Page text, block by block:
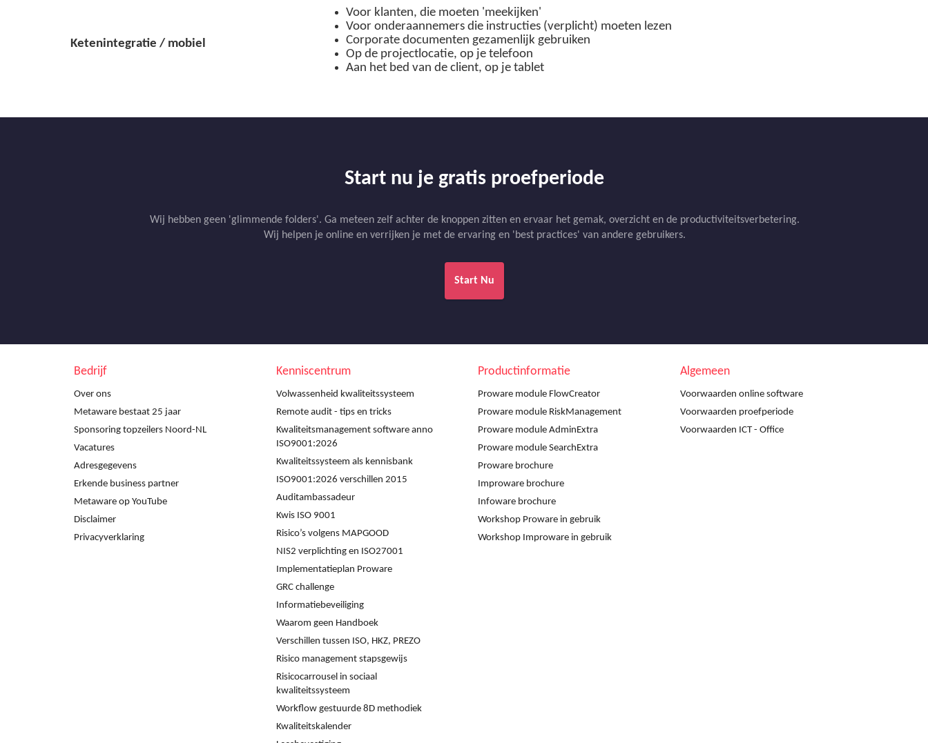
Ketenintegratie / mobiel
Voor klanten, die moeten 'meekijken'
Voor onderaannemers die instructies (verplicht) moeten lezen
Corporate documenten gezamenlijk gebruiken
Op de projectlocatie, op je telefoon
Aan het bed van de client, op je tablet
Start nu je gratis proefperiode
Wij hebben geen 'glimmende folders'. Ga meteen zelf achter de knoppen zitten en ervaar het gemak, overzicht en de productiviteitsverbetering.
Wij helpen je online en verrijken je met de ervaring en 'best practices' van andere gebruikers.
Start Nu
Bedrijf
Over ons
Metaware bestaat 25 jaar
Sponsoring topzeilers Noord-NL
Vacatures
Adresgegevens
Erkende business partner
Metaware op YouTube
Disclaimer
Privacyverklaring
Kenniscentrum
Volwassenheid kwaliteitssysteem
Remote audit - tips en tricks
Kwaliteitsmanagement software anno
ISO9001:2026
Kwaliteitssysteem als kennisbank
ISO9001:2026 verschillen 2015
Auditambassadeur
Kwis ISO 9001
Risico’s volgens MAPGOOD
NIS2 verplichting en ISO27001
Implementatieplan Proware
GRC challenge
Informatiebeveiliging
Waarom geen Handboek
Verschillen tussen ISO, HKZ, PREZO
Risico management stapsgewijs
Risicocarrousel in sociaal
kwaliteitssysteem
Workflow gestuurde 8D methodiek
Kwaliteitskalender
Productinformatie
Proware module FlowCreator
Proware module RiskManagement
Proware module AdminExtra
Proware module SearchExtra
Proware brochure
Improware brochure
Infoware brochure
Workshop Proware in gebruik
Workshop Improware in gebruik
Algemeen
Voorwaarden online software
Voorwaarden proefperiode
Voorwaarden ICT - Office